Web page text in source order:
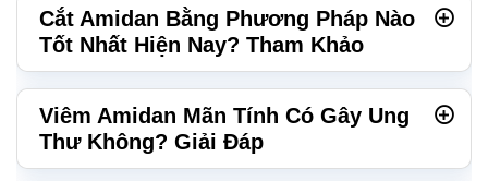
Cắt Amidan Bằng Phương Pháp Nào
Tốt Nhất Hiện Nay? Tham Khảo
Viêm Amidan Mãn Tính Có Gây Ung
Thư Không? Giải Đáp